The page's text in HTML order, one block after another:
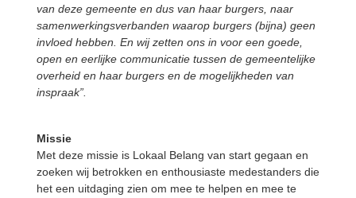
van deze gemeente en dus van haar burgers, naar
samenwerkingsverbanden waarop burgers (bijna) geen
invloed hebben. En wij zetten ons in voor een goede,
open en eerlijke communicatie tussen de gemeentelijke
overheid en haar burgers en de mogelijkheden van
inspraak”.
Missie
Met deze missie is Lokaal Belang van start gegaan en
zoeken wij betrokken en enthousiaste medestanders die
het een uitdaging zien om mee te helpen en mee te